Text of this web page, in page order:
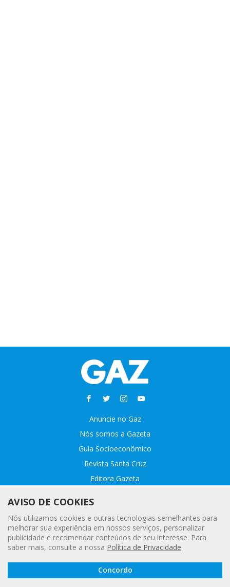
Leia a
Digital
Anuncie no Gaz
Nós somos a Gazeta
Guia Socioeconômico
Revista Santa Cruz
Editora Gazeta
Fale conosco
Webmail
Assinatura Premiada
Política Geral de Privacidade e Proteção
de Dados Pessoais
AVISO DE COOKIES
Nós utilizamos cookies e outras tecnologias semelhantes para
melhorar sua experiência em nossos serviços, personalizar
publicidade e recomendar conteúdos de seu interesse. Para
saber mais, consulte a nossa Política de Privacidade.
Concordo